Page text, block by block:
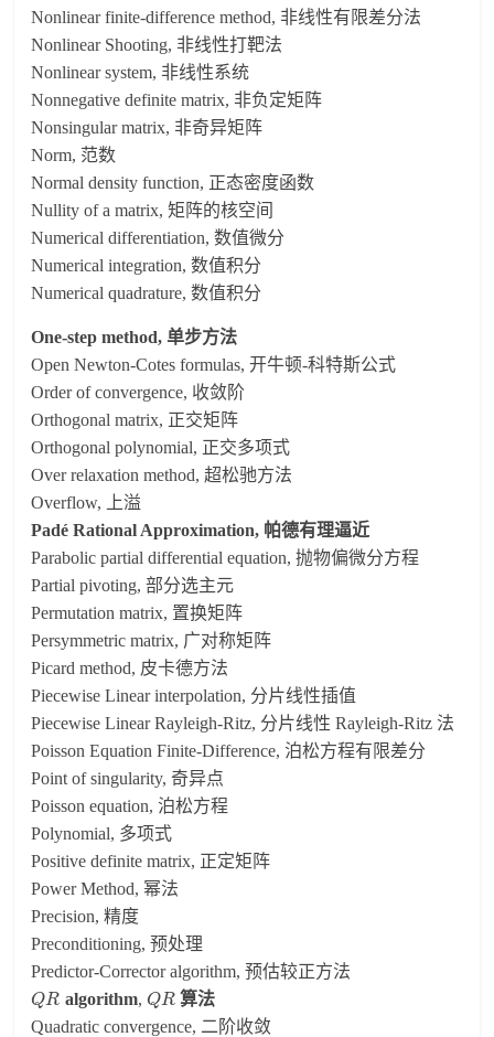
Nonlinear finite-difference method, 非线性有限差分法
Nonlinear Shooting, 非线性打靶法
Nonlinear system, 非线性系统
Nonnegative definite matrix, 非负定矩阵
Nonsingular matrix, 非奇异矩阵
Norm, 范数
Normal density function, 正态密度函数
Nullity of a matrix, 矩阵的核空间
Numerical differentiation, 数值微分
Numerical integration, 数值积分
Numerical quadrature, 数值积分
One-step method, 单步方法
Open Newton-Cotes formulas, 开牛顿-科特斯公式
Order of convergence, 收敛阶
Orthogonal matrix, 正交矩阵
Orthogonal polynomial, 正交多项式
Over relaxation method, 超松驰方法
Overflow, 上溢
Padé Rational Approximation, 帕德有理逼近
Parabolic partial differential equation, 抛物偏微分方程
Partial pivoting, 部分选主元
Permutation matrix, 置换矩阵
Persymmetric matrix, 广对称矩阵
Picard method, 皮卡德方法
Piecewise Linear interpolation, 分片线性插值
Piecewise Linear Rayleigh-Ritz, 分片线性 Rayleigh-Ritz 法
Poisson Equation Finite-Difference, 泊松方程有限差分
Point of singularity, 奇异点
Poisson equation, 泊松方程
Polynomial, 多项式
Positive definite matrix, 正定矩阵
Power Method, 幂法
Precision, 精度
Preconditioning, 预处理
Predictor-Corrector algorithm, 预估较正方法
QR algorithm, QR 算法
Quadratic convergence, 二阶收敛